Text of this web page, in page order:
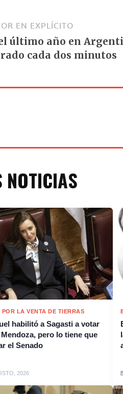
EN EXPLÍCITO
último año en
cada dos minutos
NOTICIAS
POR LA VENTA DE TIERRAS
habilitó a Sagasti a votar
pero lo tiene que
el Senado
2026